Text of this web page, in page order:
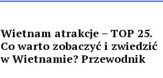
Wietnam atrakcje – TOP 25.
Co warto zobaczyć i zwiedzić
w Wietnamie? Przewodnik